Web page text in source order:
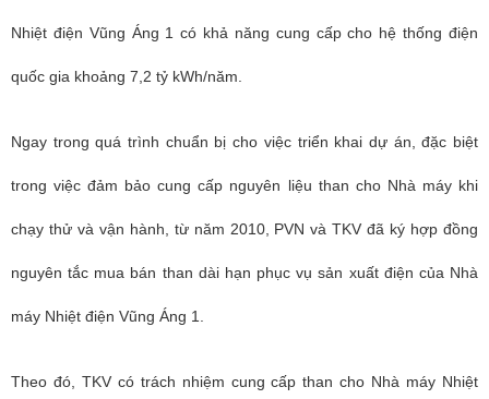
Nhiệt điện Vũng Áng 1 có khả năng cung cấp cho hệ thống điện
quốc gia khoảng 7,2 tỷ kWh/năm.
Ngay trong quá trình chuẩn bị cho việc triển khai dự án, đặc biệt
trong việc đảm bảo cung cấp nguyên liệu than cho Nhà máy khi
chạy thử và vận hành, từ năm 2010, PVN và TKV đã ký hợp đồng
nguyên tắc mua bán than dài hạn phục vụ sản xuất điện của Nhà
máy Nhiệt điện Vũng Áng 1.
Theo đó, TKV có trách nhiệm cung cấp than cho Nhà máy Nhiệt